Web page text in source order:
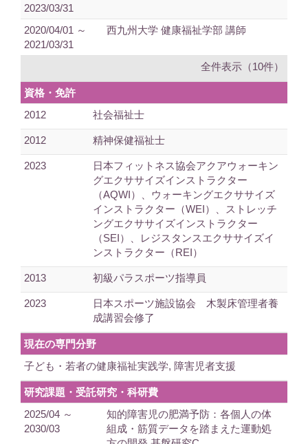
2023/03/31
2020/04/01 ～
2021/03/31
西九州大学 健康福祉学部 講師
全件表示（10件）
資格・免許
2012
社会福祉士
2012 精神保健福祉士
2023
日本フィットネス協会アクアウォーキン
グエクササイズインストラクター
（AQWI）、ウォーキングエクササイズ
インストラクター（WEI）、ストレッチ
ングエクササイズインストラクター
（SEI）、レジスタンスエクササイズイ
ンストラクター（REI）
2013 初級パラスポーツ指導員
2023
日本スポーツ施設協会 木製床管理者養
成講習会修了
現在の専門分野
子ども・若者の健康福祉実践学, 障害児者支援
研究課題・受託研究・科研費
2025/04 ～
2030/03
知的障害児の肥満予防：各個人の体
組成・筋質データを踏まえた運動処